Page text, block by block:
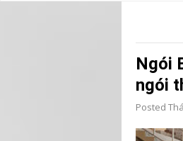
Ngói
ngói
Posted